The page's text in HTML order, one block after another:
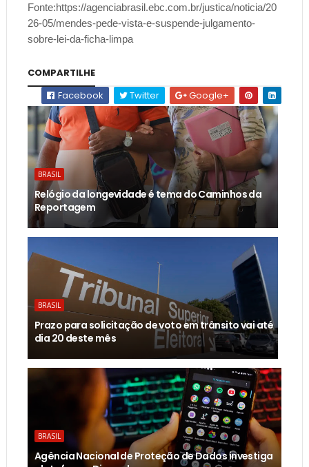
Fonte:https://agenciabrasil.ebc.com.br/justica/noticia/20
26-05/mendes-pede-vista-e-suspende-julgamento-
sobre-lei-da-ficha-limpa
COMPARTILHE
Facebook
Twitter Google+
BRASIL
Relógio da longevidade é tema do Caminhos da
Reportagem
BRASIL
Prazo para solicitação de voto em trânsito vai até
dia 20 deste mês
BRASIL
Agência Nacional de Proteção de Dados investiga